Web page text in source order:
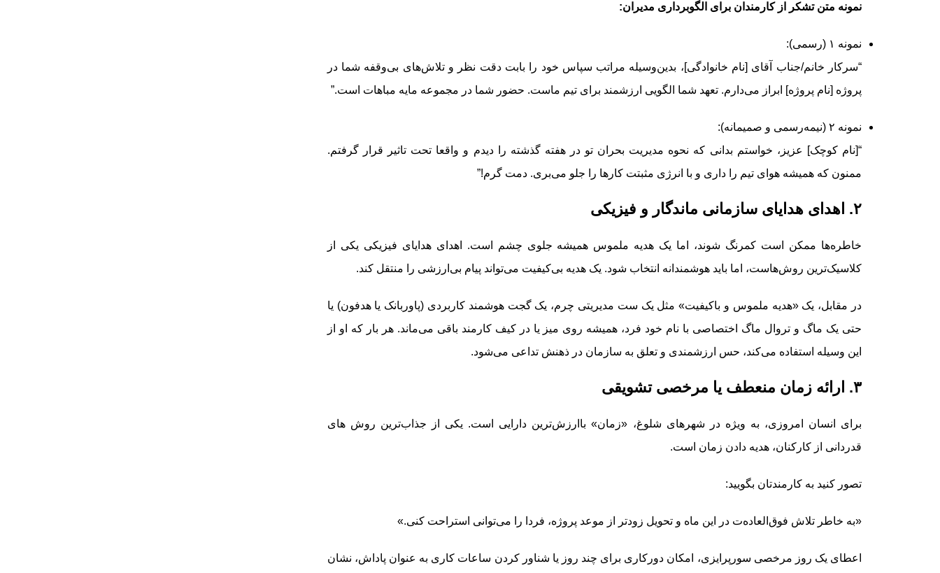
نمونه متن تشکر از کارمندان برای الگوبرداری مدیران:
نمونه ۱ (رسمی):
“سرکار خانم/جناب آقای [نام خانوادگی]، بدین‌وسیله مراتب سپاس خود را بابت دقت نظر و تلاش‌های بی‌وقفه شما در
پروژه [نام پروژه] ابراز می‌دارم. تعهد شما الگویی ارزشمند برای تیم ماست. حضور شما در مجموعه مایه مباهات است.”
نمونه ۲ (نیمه‌رسمی و صمیمانه):
“[نام کوچک] عزیز، خواستم بدانی که نحوه مدیریت بحران تو در هفته گذشته را دیدم و واقعا تحت تاثیر قرار گرفتم.
ممنون که همیشه هوای تیم را داری و با انرژی مثبتت کارها را جلو می‌بری. دمت گرم!”
۲. اهدای هدایای سازمانی ماندگار و فیزیکی
خاطره‌ها ممکن است کمرنگ شوند، اما یک هدیه ملموس همیشه جلوی چشم است. اهدای هدایای فیزیکی یکی از
کلاسیک‌ترین روش‌هاست، اما باید هوشمندانه انتخاب شود. یک هدیه بی‌کیفیت می‌تواند پیام بی‌ارزشی را منتقل کند.
در مقابل، یک «هدیه ملموس و باکیفیت» مثل یک ست مدیریتی چرم، یک گجت هوشمند کاربردی (پاوربانک یا هدفون) یا
حتی یک ماگ و تروال ماگ اختصاصی با نام خود فرد، همیشه روی میز یا در کیف کارمند باقی می‌ماند. هر بار که او از
این وسیله استفاده می‌کند، حس ارزشمندی و تعلق به سازمان در ذهنش تداعی می‌شود.
۳. ارائه زمان منعطف یا مرخصی تشویقی
برای انسان امروزی، به ویژه در شهرهای شلوغ، «زمان» باارزش‌ترین دارایی است. یکی از جذاب‌ترین روش های
قدردانی از کارکنان، هدیه دادن زمان است.
تصور کنید به کارمندتان بگویید:
«به خاطر تلاش فوق‌العاده‌ت در این ماه و تحویل زودتر از موعد پروژه، فردا را می‌توانی استراحت کنی.»
اعطای یک روز مرخصی سورپرایزی، امکان دورکاری برای چند روز یا شناور کردن ساعات کاری به عنوان پاداش، نشان